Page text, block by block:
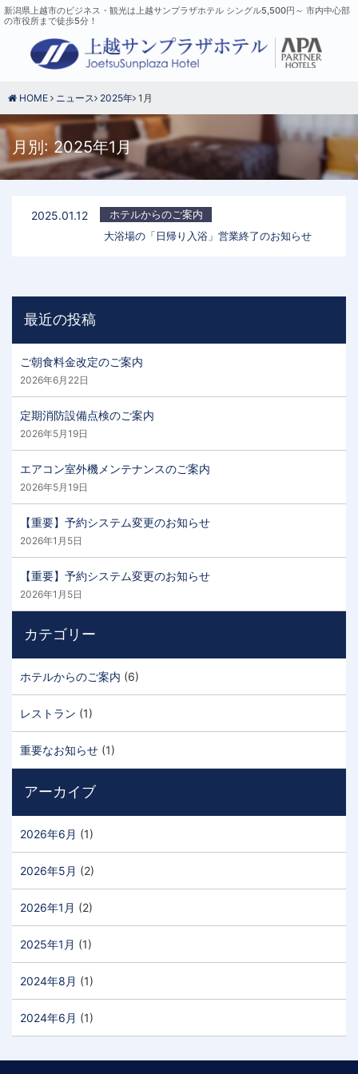
新潟県上越市のビジネス・観光は上越サンプラザホテル シングル5,500円～ 市内中心部
の市役所まで徒歩5分！
HOME ニュース 2025年 1月
月別: 2025年1月
2025.01.12
ホテルからのご案内
大浴場の「日帰り入浴」営業終了のお知らせ
最近の投稿
ご朝食料金改定のご案内
2026年6月22日
定期消防設備点検のご案内
2026年5月19日
エアコン室外機メンテナンスのご案内
2026年5月19日
【重要】予約システム変更のお知らせ
2026年1月5日
【重要】予約システム変更のお知らせ
2026年1月5日
カテゴリー
ホテルからのご案内 (6)
レストラン (1)
重要なお知らせ (1)
アーカイブ
2026年6月 (1)
2026年5月 (2)
2026年1月 (2)
2025年1月 (1)
2024年8月 (1)
2024年6月 (1)